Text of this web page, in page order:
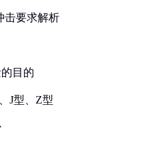
击要求解析
目的
J型、Z型